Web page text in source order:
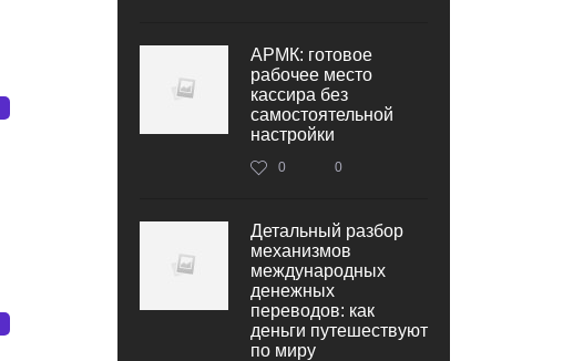
АРМК: готовое
рабочее место
кассира без
самостоятельной
настройки
0 0
Детальный разбор
механизмов
международных
денежных
переводов: как
деньги путешествуют
по миру